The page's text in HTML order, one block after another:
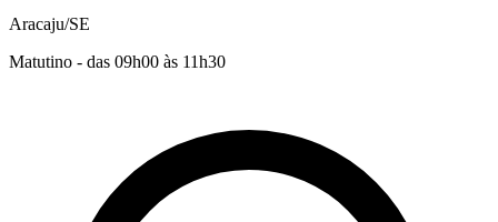
Aracaju/SE
Matutino - das 09h00 às 11h30